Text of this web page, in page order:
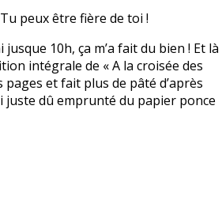
peux être fière de toi !
10h, ça m’a fait du bien ! Et là
intégrale de « A la croisée des
et fait plus de pâté d’après
juste dû emprunté du papier ponce